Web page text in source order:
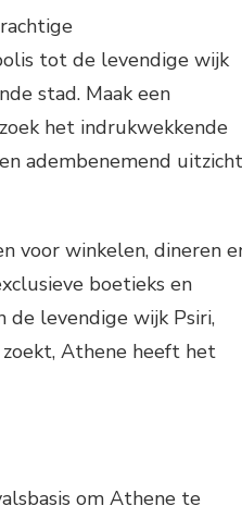
tot de levendige wijk
stad. Maak een
het indrukwekkende
adembenemend uitzicht
voor winkelen, dineren
boetieks en
de levendige wijk Psiri,
Athene heeft het
om Athene te